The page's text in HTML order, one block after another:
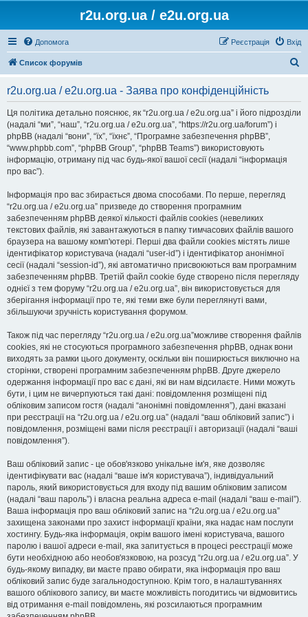
r2u.org.ua / e2u.org.ua
Допомога Вхід
Реєстрація
Список форумів
r2u.org.ua / e2u.org.ua - Заява про конфіденційність
Ця політика детально пояснює, як “r2u.org.ua / e2u.org.ua” і його підрозділи
(надалі “ми”, “наш”, “r2u.org.ua / e2u.org.ua”, “https://r2u.org.ua/forum”) і
phpBB (надалі “вони”, “їх”, “їхнє”, “Програмне забезпечення phpBB”,
“www.phpbb.com”, “phpBB Group”, “phpBB Teams”) використовують
інформацію, отриману під час будь-якої вашої сесії (надалі “інформація
про вас”).
Інформація про вас збирається двома способами. По перше, перегляд
“r2u.org.ua / e2u.org.ua” призведе до створення програмним
забезпеченням phpBB деякої кількості файлів cookies (невеликих
текстових файлів, які завантажуються в папку тимчасових файлів вашого
браузера на вашому комп'ютері. Перші два файли cookies містять лише
ідентифікатор користувача (надалі “user-id”) і ідентифікатор анонімної
сесії (надалі “session-id”), які автоматично присвоюються вам програмним
забезпеченням phpBB. Третій файл cookie буде створено після перегляду
однієї з тем форуму “r2u.org.ua / e2u.org.ua”, він використовується для
зберігання інформації про те, які теми вже були переглянуті вами,
збільшуючи зручність користування форумом.
Також під час перегляду “r2u.org.ua / e2u.org.ua”можливе створення файлів
cookies, які не стосуються програмного забезпечення phpBB, однак вони
виходять за рамки цього документу, оскільки він поширюється виключно на
сторінки, створені програмним забезпеченням phpBB. Друге джерело
одержання інформації про вас є дані, які ви нам відсилаєте. Ними можуть
бути, і цим не вичерпуються такі дані: повідомлення розміщені під
обліковим записом гостя (надалі “анонімні повідомлення”), дані вказані
при реєстрації на “r2u.org.ua / e2u.org.ua” (надалі “ваш обліковий запис”) і
повідомлення, розміщені вами після реєстрації і авторизації (надалі “ваші
повідомлення”).
Ваш обліковий запис - це обов'язково унікальне ім'я, яке дозволяє
ідентифікувати вас (надалі “ваше ім'я користувача”), індивідуальний
пароль, який використовується для входу під вашим обліковим записом
(надалі “ваш пароль”) і власна реальна адреса e-mail (надалі “ваш e-mail”).
Ваша інформація про ваш обліковий запис на “r2u.org.ua / e2u.org.ua”
захищена законами про захист інформації країни, яка надає нам послуги
хостингу. Будь-яка інформація, окрім вашого імені користувача, вашого
паролю і вашої адреси e-mail, яка запитується в процесі реєстрації може
бути необхідною або необов'язковою, на розсуд “r2u.org.ua / e2u.org.ua”. У
будь-якому випадку, ви маєте право обирати, яка інформація про ваш
обліковий запис буде загальнодоступною. Крім того, в налаштуваннях
вашого облікового запису, ви маєте можливість погодитись чи відмовитись
від отримання e-mail повідомлень, які розсилаються програмним